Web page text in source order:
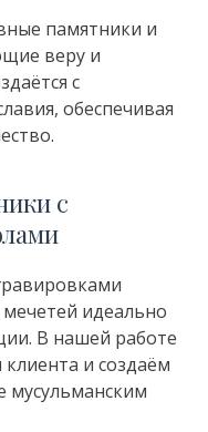
памятники и
веру и
с
обеспечивая
с
идеально
В нашей работе
и создаём
мусульманским